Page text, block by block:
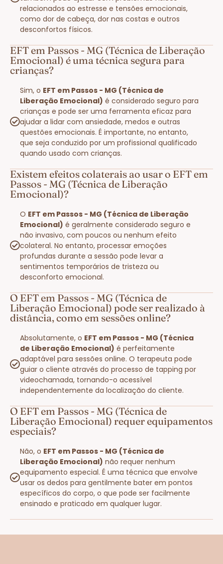
relacionados ao estresse e tensões emocionais,
como dor de cabeça, dor nas costas e outros
desconfortos físicos.
EFT em Passos - MG (Técnica de Liberação
Emocional) é uma técnica segura para
crianças?
Sim, o EFT em Passos - MG (Técnica de
Liberação Emocional) é considerado seguro para
crianças e pode ser uma ferramenta eficaz para
ajudar a lidar com ansiedade, medos e outras
questões emocionais. É importante, no entanto,
que seja conduzido por um profissional qualificado
quando usado com crianças.
Existem efeitos colaterais ao usar o EFT em
Passos - MG (Técnica de Liberação
Emocional)?
O EFT em Passos - MG (Técnica de Liberação
Emocional) é geralmente considerado seguro e
não invasivo, com poucos ou nenhum efeito
colateral. No entanto, processar emoções
profundas durante a sessão pode levar a
sentimentos temporários de tristeza ou
desconforto emocional.
O EFT em Passos - MG (Técnica de
Liberação Emocional) pode ser realizado à
distância, como em sessões online?
Absolutamente, o EFT em Passos - MG (Técnica
de Liberação Emocional) é perfeitamente
adaptável para sessões online. O terapeuta pode
guiar o cliente através do processo de tapping por
videochamada, tornando-o acessível
independentemente da localização do cliente.
O EFT em Passos - MG (Técnica de
Liberação Emocional) requer equipamentos
especiais?
Não, o EFT em Passos - MG (Técnica de
Liberação Emocional) não requer nenhum
equipamento especial. É uma técnica que envolve
usar os dedos para gentilmente bater em pontos
específicos do corpo, o que pode ser facilmente
ensinado e praticado em qualquer lugar.